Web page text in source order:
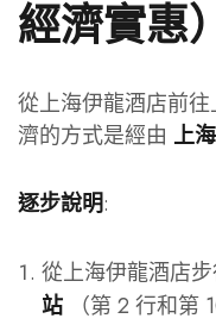
經濟實惠
從上海伊龍酒店前
濟的方式是經由 上
逐步說明:
從上海伊龍酒店
站（第 2 行和第